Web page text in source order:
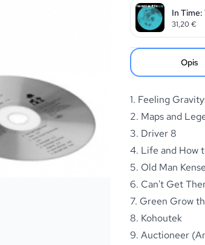
In
31,20€
Opis
1. Feeling
2. Maps and
3. Driver 8
4. Life and How
5. Old Man
6. Can't Get
7. Green Grow
8. Kohoutek
9. Auctioneer